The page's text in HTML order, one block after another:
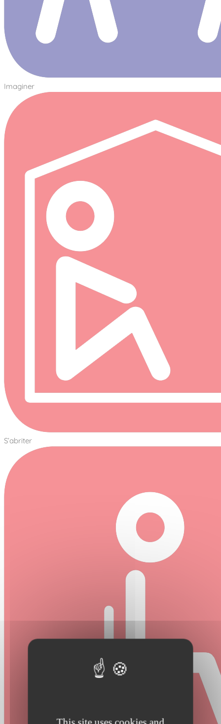
Imaginer
S’abriter